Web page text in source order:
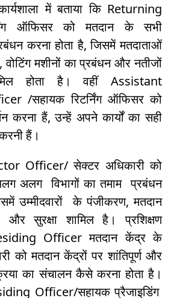
में बताया कि Returning
ऑफिसर को मतदान के सभी
करना होता है, जिसमें मतदाताओं
वोटिंग मशीनों का प्रबंधन और नतीजों
होता है। वहीं Assistant
/सहायक रिटर्निंग ऑफिसर को
करना हैं, उन्हें अपने कार्यों का सही
हैं।
Officer/ सेक्टर अधिकारी को
अलग विभागों का तमाम प्रबंधन
उम्मीदवारों के पंजीकरण, मतदान
और सुरक्षा शामिल है। प्रशिक्षण
Officer मतदान केंद्र के
को मतदान केंद्रों पर शांतिपूर्ण और
का संचालन कैसे करना होता है।
Officer/सहायक प्रैजाइडिंग